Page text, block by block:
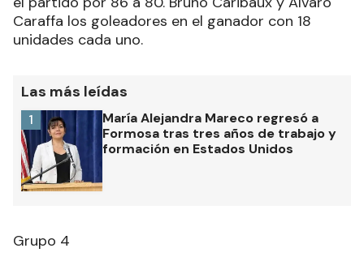
Caraffa los goleadores en el ganador con 18
unidades cada uno.
Las más leídas
María Alejandra Mareco regresó a
Formosa tras tres años de trabajo y
formación en Estados Unidos
1
Grupo 4